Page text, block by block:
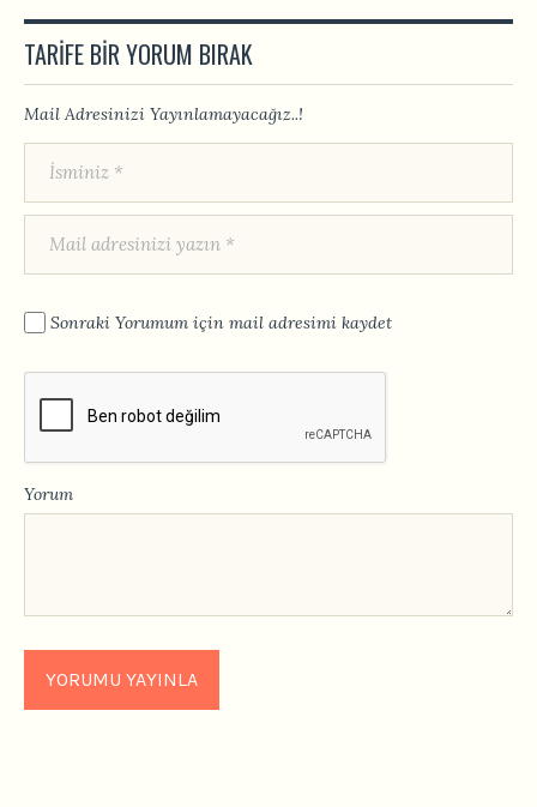
TARIFE BIR YORUM BIRAK
Mail Adresinizi Yayınlamayacağız..!
Sonraki Yorumum için mail adresimi kaydet
Yorum